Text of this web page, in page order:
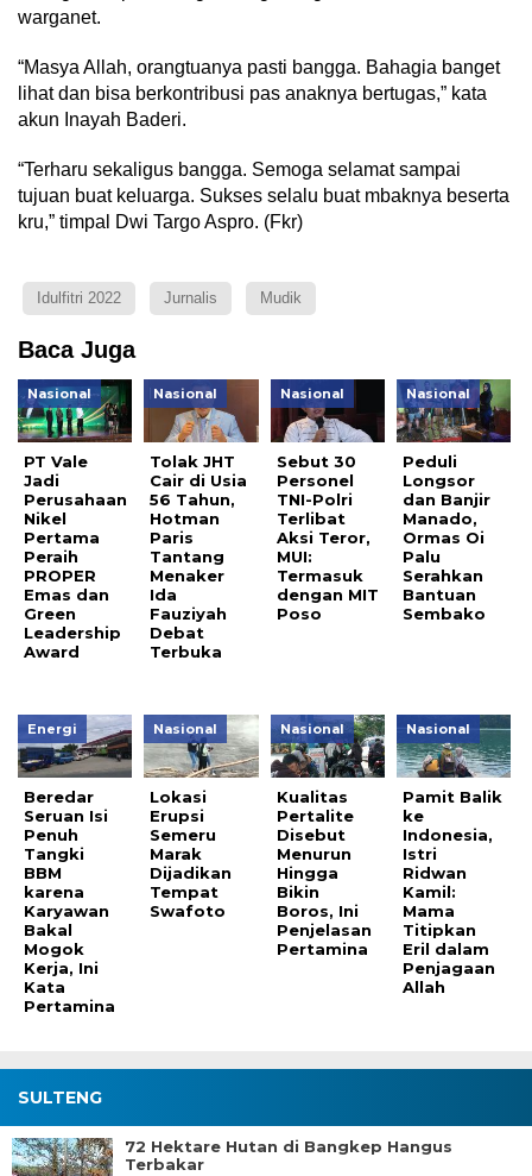
warganet.
“Masya Allah, orangtuanya pasti bangga. Bahagia banget
lihat dan bisa berkontribusi pas anaknya bertugas,” kata
akun Inayah Baderi.
“Terharu sekaligus bangga. Semoga selamat sampai
tujuan buat keluarga. Sukses selalu buat mbaknya beserta
kru,” timpal Dwi Targo Aspro. (Fkr)
Idulfitri 2022 Jurnalis Mudik
Baca Juga
Nasional
PT Vale
Jadi
Perusahaan
Nikel
Pertama
Peraih
PROPER
Emas dan
Green
Leadership
Award
Nasional
Tolak JHT
Cair di Usia
56 Tahun,
Hotman
Paris
Tantang
Menaker
Ida
Fauziyah
Debat
Terbuka
Nasional
Sebut 30
Personel
TNI-Polri
Terlibat
Aksi Teror,
MUI:
Termasuk
dengan MIT
Poso
Nasional
Peduli
Longsor
dan Banjir
Manado,
Ormas Oi
Palu
Serahkan
Bantuan
Sembako
Energi
Beredar
Seruan Isi
Penuh
Tangki
BBM
karena
Karyawan
Bakal
Mogok
Kerja, Ini
Kata
Pertamina
Nasional
Lokasi
Erupsi
Semeru
Marak
Dijadikan
Tempat
Swafoto
Nasional
Kualitas
Pertalite
Disebut
Menurun
Hingga
Bikin
Boros, Ini
Penjelasan
Pertamina
Nasional
Pamit Balik
ke
Indonesia,
Istri
Ridwan
Kamil:
Mama
Titipkan
Eril dalam
Penjagaan
Allah
SULTENG
72 Hektare Hutan di Bangkep Hangus
Terbakar